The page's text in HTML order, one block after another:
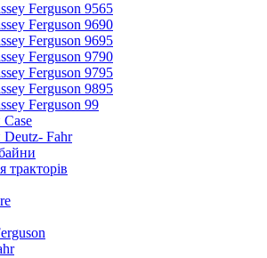
Ferguson 9565
Ferguson 9690
Ferguson 9695
Ferguson 9790
Ferguson 9795
Ferguson 9895
Ferguson 99
Fahr
тракторів